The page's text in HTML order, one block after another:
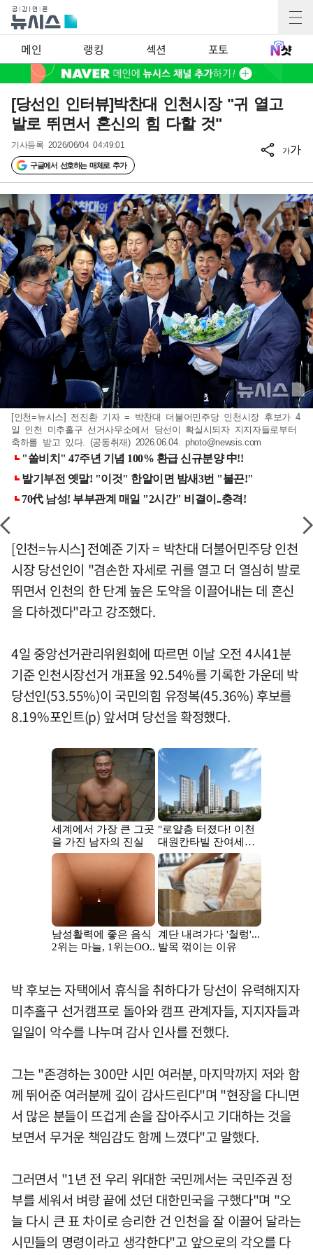
메인 랭킹 섹션 포토
[당선인 인터뷰]박찬대 인천시장 "귀 열고
발로 뛰면서 혼신의 힘 다할 것"
기사등록 2026/06/04 04:49:01
구글에서 선호하는 매체로 추가
가가
[인천=뉴시스] 전진환 기자 = 박찬대 더불어민주당 인천시장 후보가 4
일 인천 미추홀구 선거사무소에서 당선이 확실시되자 지지자들로부터
축하를 받고 있다. (공동취재) 2026.06.04. photo@newsis.com
[인천=뉴시스] 전예준 기자 = 박찬대 더불어민주당 인천
시장 당선인이 "겸손한 자세로 귀를 열고 더 열심히 발로
뛰면서 인천의 한 단계 높은 도약을 이끌어내는 데 혼신
을 다하겠다"라고 강조했다.
4일 중앙선거관리위원회에 따르면 이날 오전 4시41분
기준 인천시장선거 개표율 92.54%를 기록한 가운데 박
당선인(53.55%)이 국민의힘 유정복(45.36%) 후보를
8.19%포인트(p) 앞서며 당선을 확정했다.
박 후보는 자택에서 휴식을 취하다가 당선이 유력해지자
미추홀구 선거캠프로 돌아와 캠프 관계자들, 지지자들과
일일이 악수를 나누며 감사 인사를 전했다.
그는 "존경하는 300만 시민 여러분, 마지막까지 저와 함
께 뛰어준 여러분께 깊이 감사드린다"며 "현장을 다니면
서 많은 분들이 뜨겁게 손을 잡아주시고 기대하는 것을
보면서 무거운 책임감도 함께 느꼈다"고 말했다.
그러면서 "1년 전 우리 위대한 국민께서는 국민주권 정
부를 세워서 벼랑 끝에 섰던 대한민국을 구했다"며 "오
늘 다시 큰 표 차이로 승리한 건 인천을 잘 이끌어 달라는
시민들의 명령이라고 생각한다"고 앞으로의 각오를 다